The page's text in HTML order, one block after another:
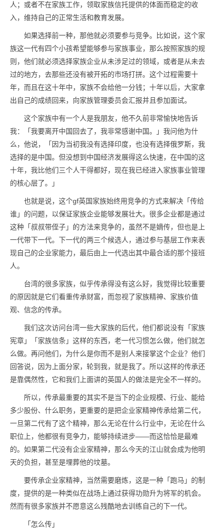
人；或者不在家族工作，领取家族信托提供的体面而稳定的收
入，维持自己的正常生活和教育发展。
如果选择前一种，那他就必须要参与竞争。比如说，这个家
族这一代有四个小孩希望能够参与家族事业，那么按照家族的规
则，他们就必须选择家族企业从未涉足过的领域，或者是从未去
过的地方，去那些还没有被开拓的市场打拼。这个过程需要十
年，而且在这十年中，家族不会给他一分钱；十年以后，大家拿
出自己的成绩回来，向家族管理委员会汇报并且参加面试。
这个家族中有一个人是我朋友，他不久前非常愉快地告诉
我：「我要离开中国回去了，我非常感谢中国。」我问他为什
么，他说，「因为当初我没有选择印度，也没有选择俄罗斯，我
选择的是中国。但没想到中国经济发展得这么快速，在中国的这
十年，我比他们三个人干得都好，现在我已经进入家族事业管理
的核心层了。」
也就是说，这个gf英国家族始终用竞争的方式来解决「传给
谁」的问题，以保证家族企业能够发展壮大。很多企业都是通过
这种「叔叔带侄子」的方法来竞争的，虽然不是嫡传，但也是上
一代带下一代。下一代的两三个候选人，通过参与基层工作来表
现自己的企业家能力，最后由上一代选出其中最合适的那个接班
人。
台湾的很多家族，似乎传承得没有这么好，我觉得比较重要
的原因就是它们看重传承财富，而忽视了家族精神、家族价值
观、信念的传承。
我们这次访问台湾一些大家族的后代，他们都说没有「家族
宪章」「家族信条」这样的东西，老一代习惯怎么做，他们就怎
么做。再问他们，为什么是你而不是别人来接掌这个企业？他们
回答说，因为上面分家，轮到我，就是我了。所以这样的传承还
是靠偶然性，它和我们上面讲的英国人的做法是完全不一样的。
所以，传承最重要的其实不是当下的企业规模、行业、能给
多少股份、什么职务，更重要的是把企业家精神传承给第二代，
一旦第二代有了这个精神，那么无论在什么行业中，无论在什么
职位上，他都很有竞争力，能够持续进步——而这恰恰是最难
的。如果第二代没有企业家精神，那么今天的江山就会成为他明
天的负担，甚至是埋葬他的坟墓。
要传承企业家精神，当然需要磨炼，这是一种「跑马」的制
度，提供的是一种类似在战场上通过获得功勋升为将军的机会。
然而有很多家族并不愿意这么残酷地去训练自己的下一代。
「怎么传」